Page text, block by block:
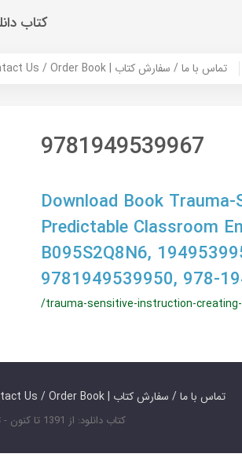
کتاب
Contact Us / Order Book | تماس با ما / سفارش کتاب
9781949539967
Download Book
Predictable Classroom
B095S2Q8N6,
9781949539950, 978-
/trauma-sensitive-instruction-
Contact Us / Order Book | تماس با ما / سفارش کتاب
کتاب دانلود: از 1391 تا کنون - تمامی حقوق محفوظ است